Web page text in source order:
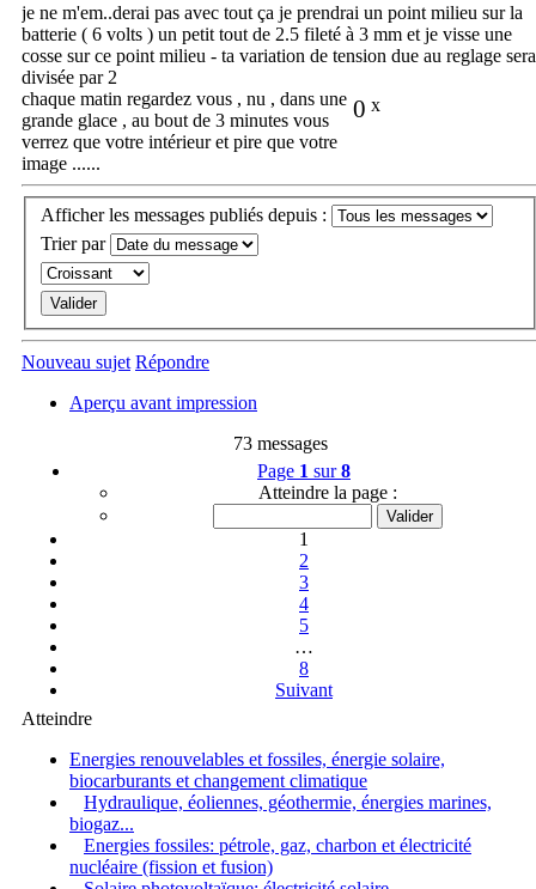
je ne m'em..derai pas avec tout ça je prendrai un point milieu sur la
batterie ( 6 volts ) un petit tout de 2.5 fileté à 3 mm et je visse une
cosse sur ce point milieu - ta variation de tension due au reglage sera
divisée par 2
0 x
chaque matin regardez vous , nu , dans une
grande glace , au bout de 3 minutes vous
verrez que votre intérieur et pire que votre
image ......
Afficher les messages publiés depuis :
Trier par
Nouveau sujet Répondre
Aperçu avant impression
73 messages
Page 1 sur8
Atteindre la page :
1
2
3
4
5
…
8
Suivant
Atteindre
Energies renouvelables et fossiles, énergie solaire,
biocarburants et changement climatique
Hydraulique, éoliennes, géothermie, énergies marines,
biogaz...
Energies fossiles: pétrole, gaz, charbon et électricité
nucléaire (fission et fusion)